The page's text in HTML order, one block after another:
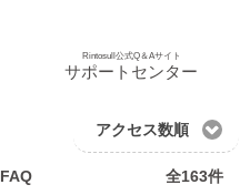
サポートセンター
Rintosull公式Q＆Aサイト
アクセス数順
全163件